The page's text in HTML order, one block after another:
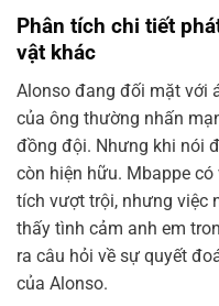
Phân tích chi tiết
vật khác
Alonso đang đối mặt với
của ông thường nhấn
đồng đội. Nhưng khi nói
còn hiện hữu. Mbappe
tích vượt trội, nhưng việc
thấy tình cảm anh em
ra câu hỏi về sự quyết
của Alonso.